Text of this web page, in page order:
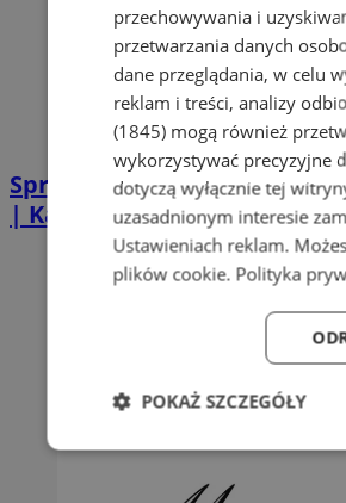
Sprzątanie po zgonie w
| Kastelnik
przechowywania i
przetwarzania danych
dane przeglądania, w celu
reklam i treści, analizy
(1845)mogą również
wykorzystywać precyzyjne
dotyczą wyłącznie tej
uzasadnionym interesie
Ustawieniach reklam.
plików cookie. Polityka
POKAŻ SZCZEGÓŁY
Niezbędne Wydajność